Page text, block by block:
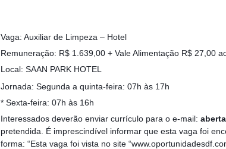
Vaga: Auxiliar de Limpeza – Hotel
Remuneração: R$ 1.639,00 + Vale Alimentação R$ 27,00
Local: SAAN PARK HOTEL
Jornada: Segunda a quinta-feira: 07h às 17h
* Sexta-feira: 07h às 16h
Interessados deverão enviar currículo para o e-mail:
pretendida. É imprescindível informar que esta vaga foi
forma: “Esta vaga foi vista no site